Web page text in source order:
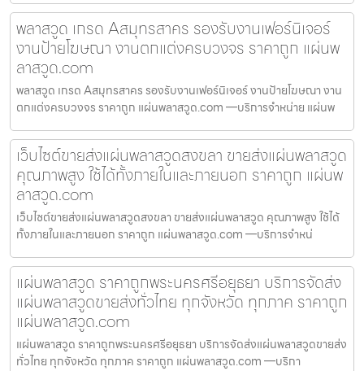
พลาสวูด เกรด Aสมุทรสาคร รองรับงานเฟอร์นิเจอร์
งานป้ายโฆษณา งานตกแต่งครบวงจร ราคาถูก แผ่นพ
ลาสวูด.com
พลาสวูด เกรด Aสมุทรสาคร รองรับงานเฟอร์นิเจอร์ งานป้ายโฆษณา งาน
ตกแต่งครบวงจร ราคาถูก แผ่นพลาสวูด.com —บริการจำหน่าย แผ่นพ
เว็บไซต์ขายส่งแผ่นพลาสวูดสงขลา ขายส่งแผ่นพลาสวูด
คุณภาพสูง ใช้ได้ทั้งภายในและภายนอก ราคาถูก แผ่นพ
ลาสวูด.com
เว็บไซต์ขายส่งแผ่นพลาสวูดสงขลา ขายส่งแผ่นพลาสวูด คุณภาพสูง ใช้ได้
ทั้งภายในและภายนอก ราคาถูก แผ่นพลาสวูด.com —บริการจำหน่
แผ่นพลาสวูด ราคาถูกพระนครศรีอยุธยา บริการจัดส่ง
แผ่นพลาสวูดขายส่งทั่วไทย ทุกจังหวัด ทุกภาค ราคาถูก
แผ่นพลาสวูด.com
แผ่นพลาสวูด ราคาถูกพระนครศรีอยุธยา บริการจัดส่งแผ่นพลาสวูดขายส่ง
ทั่วไทย ทุกจังหวัด ทุกภาค ราคาถูก แผ่นพลาสวูด.com —บริกา